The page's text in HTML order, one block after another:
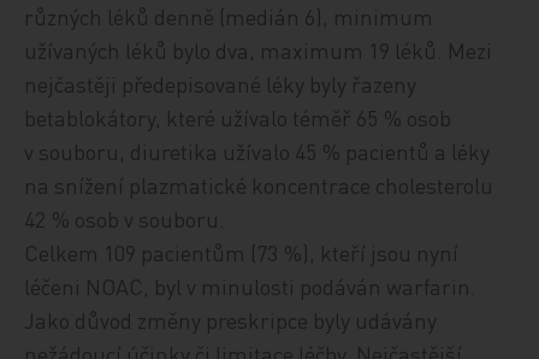
různých léků denně (medián 6), minimum
užívaných léků bylo dva, maximum 19 léků . Mezi
nejčastěji předepisované léky byly řazeny
betablokátory, které užívalo téměř 65 % osob
v souboru, diuretika užívalo 45 % pacientů a léky
na snížení plazmatické koncentrace cholesterolu
42 % osob v souboru.
Celkem 109 pacientům (73 %), kteří jsou nyní
léčeni NOAC, byl v minulosti podáván warfarin.
Jako důvod změny preskripce byly udávány
nežádoucí účinky či limitace léčby. Nejčastější